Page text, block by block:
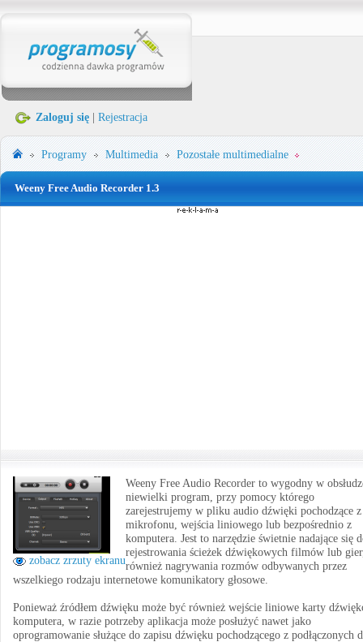
Zaloguj się Rejestracja
Programy Multimedia Pozostałe multimedialne
Weeny Free Audio Recorder 1.3
zobacz zrzuty ekranu
Weeny Free Audio Recorder to wygodny w
niewielki program, przy pomocy którego
zarejestrujemy w pliku audio dźwięki pochodzące z
mikrofonu, wejścia liniowego lub bezpośrednio z
komputera. Jest to narzędzie świetnie nadające się
rejestrowania ścieżek dźwiękowych filmów lub
również nagrywania rozmów odbywanych przez
wszelkiego rodzaju internetowe komunikatory głosowe.
Ponieważ źródłem dźwięku może być również wejście liniowe karty
komputera, w razie potrzeby aplikacja może posłużyć nawet jako
oprogramowanie służące do zapisu dźwięku pochodzącego z podłączonych